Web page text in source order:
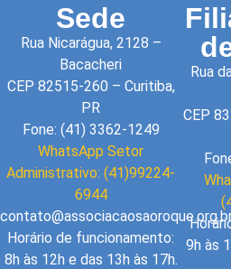
Sede
Rua Nicarágua, 2128 –
Bacacheri
CEP 82515-260 – Curitiba,
PR
Fone: (41) 3362-1249
WhatsApp Setor
Administrativo: (41)99224-
6944
Horário de funcionamento:
8h às 12h e das 13h às 17h.
Rua
CEP
9h às